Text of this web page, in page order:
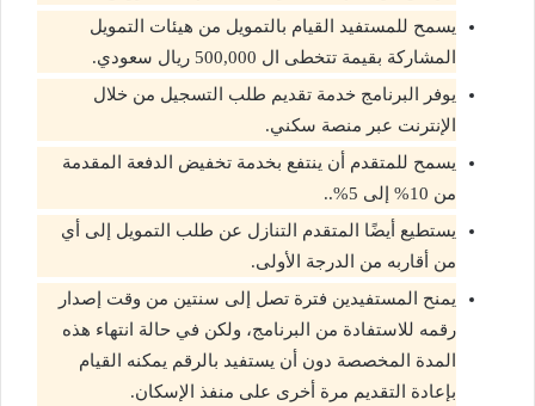
يسمح للمستفيد القيام بالتمويل من هيئات التمويل
المشاركة بقيمة تتخطى ال 500,000 ريال سعودي.
يوفر البرنامج خدمة تقديم طلب التسجيل من خلال
الإنترنت عبر منصة سكني.
يسمح للمتقدم أن ينتفع بخدمة تخفيض الدفعة المقدمة
من 10% إلى 5%..
يستطيع أيضًا المتقدم التنازل عن طلب التمويل إلى أي
من أقاربه من الدرجة الأولى.
يمنح المستفيدين فترة تصل إلى سنتين من وقت إصدار
رقمه للاستفادة من البرنامج، ولكن في حالة انتهاء هذه
المدة المخصصة دون أن يستفيد بالرقم يمكنه القيام
بإعادة التقديم مرة أخرى على منفذ الإسكان.